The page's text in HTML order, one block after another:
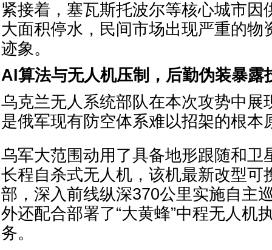
紧接着，塞瓦斯托波尔等核心城市因
大面积停水，民间市场出现严重的物
迹象。
AI算法与无人机压制，后勤伪装暴露
乌克兰无人系统部队在本次攻势中展
是俄军现有防空体系难以招架的根本
乌军大范围动用了具备地形跟随和卫
长程自杀式无人机，该机最新改型可
部，深入前线纵深370公里实施自主
外还配合部署了“大黄蜂”中程无人机
务。